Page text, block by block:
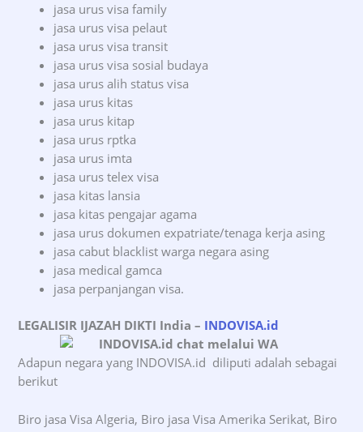
jasa urus visa family
jasa urus visa pelaut
jasa urus visa transit
jasa urus visa sosial budaya
jasa urus alih status visa
jasa urus kitas
jasa urus kitap
jasa urus rptka
jasa urus imta
jasa urus telex visa
jasa kitas lansia
jasa kitas pengajar agama
jasa urus dokumen expatriate/tenaga kerja asing
jasa cabut blacklist warga negara asing
jasa medical gamca
jasa perpanjangan visa.
LEGALISIR IJAZAH DIKTI India– INDOVISA.id
Adapun negara yang INDOVISA.id diliputi adalah sebagai
berikut
Biro jasa Visa Algeria, Biro jasa Visa Amerika Serikat, Biro